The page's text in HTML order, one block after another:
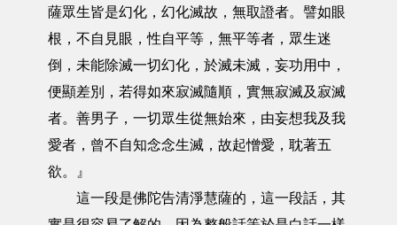
薩眾生皆是幻化，幻化滅故，無取證者。譬如眼
根，不自見眼，性自平等，無平等者，眾生迷
倒，未能除滅一切幻化，於滅未滅，妄功用中，
便顯差別，若得如來寂滅隨順，實無寂滅及寂滅
者。善男子，一切眾生從無始來，由妄想我及我
愛者，曾不自知念念生滅，故起憎愛，耽著五
欲。』
這一段是佛陀告清淨慧薩的，這一段話，其